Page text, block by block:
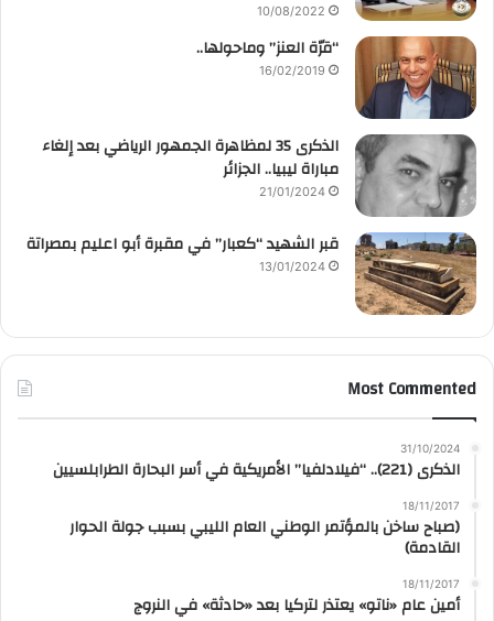
10/08/2022
“قرّة العنز” وماحولها..
16/02/2019
الذكرى 35 لمظاهرة الجمهور الرياضي بعد إلغاء
مباراة ليبيا.. الجزائر
21/01/2024
قبر الشهيد “كعبار” في مقبرة أبو اعليم بمصراتة
13/01/2024
Most Commented
31/10/2024
الذكرى (221).. “فيلادلفيا” الأمريكية في أسر البحارة الطرابلسيين
18/11/2017
(صباح ساخن بالمؤتمر الوطني العام الليبي بسبب جولة الحوار
القادمة)
18/11/2017
أمين عام «ناتو» يعتذر لتركيا بعد «حادثة» في النروج